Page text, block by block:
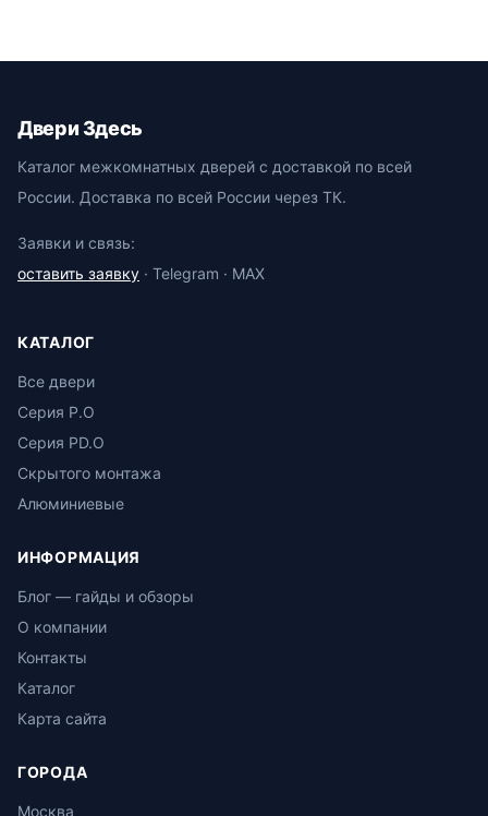
Двери Здесь
Каталог межкомнатных дверей с доставкой по всей
России. Доставка по всей России через ТК.
Заявки и связь:
оставить заявку · Telegram · MAX
КАТАЛОГ
Все двери
Серия P.O
Серия PD.O
Скрытого монтажа
Алюминиевые
ИНФОРМАЦИЯ
Блог — гайды и обзоры
О компании
Контакты
Каталог
Карта сайта
ГОРОДА
Москва